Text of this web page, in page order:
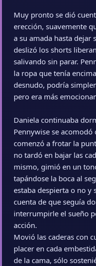
Muy pronto se dió
erección, suavemente
a su amada hasta dejar
deslizó los shorts
salivando sin parar.
la ropa que tenía
desnudo, podría
pero era más
Daniela continuaba
Pennywise se
comenzó a frotar la
no tardó en bajar las
mismo, gimió en un
tapándose la boca al
estaba despierta o no y
cuenta de que seguía
interrumpirle el sueño
acción.
Movió las caderas con
placer en cada
de la cama, sólo